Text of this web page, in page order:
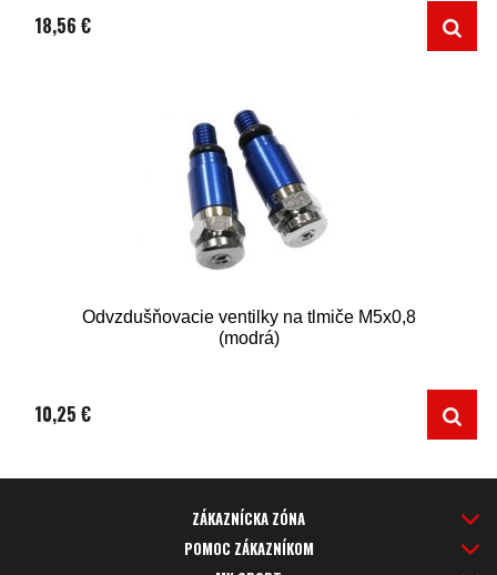
18,56 €
Odvzdušňovacie ventilky na tlmiče M5x0,8
(modrá)
10,25 €
ZÁKAZNÍCKA ZÓNA
POMOC ZÁKAZNÍKOM